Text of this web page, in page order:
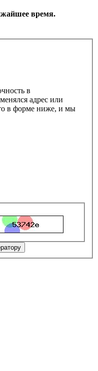
время.
в
адрес или
в форме ниже, и мы